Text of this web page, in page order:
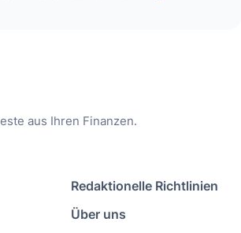
aus Ihren Finanzen.
Redaktionelle Richtlinien
Über uns